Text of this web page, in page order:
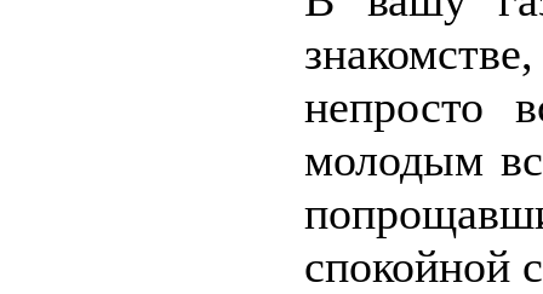
непросто
молодым
спокойной